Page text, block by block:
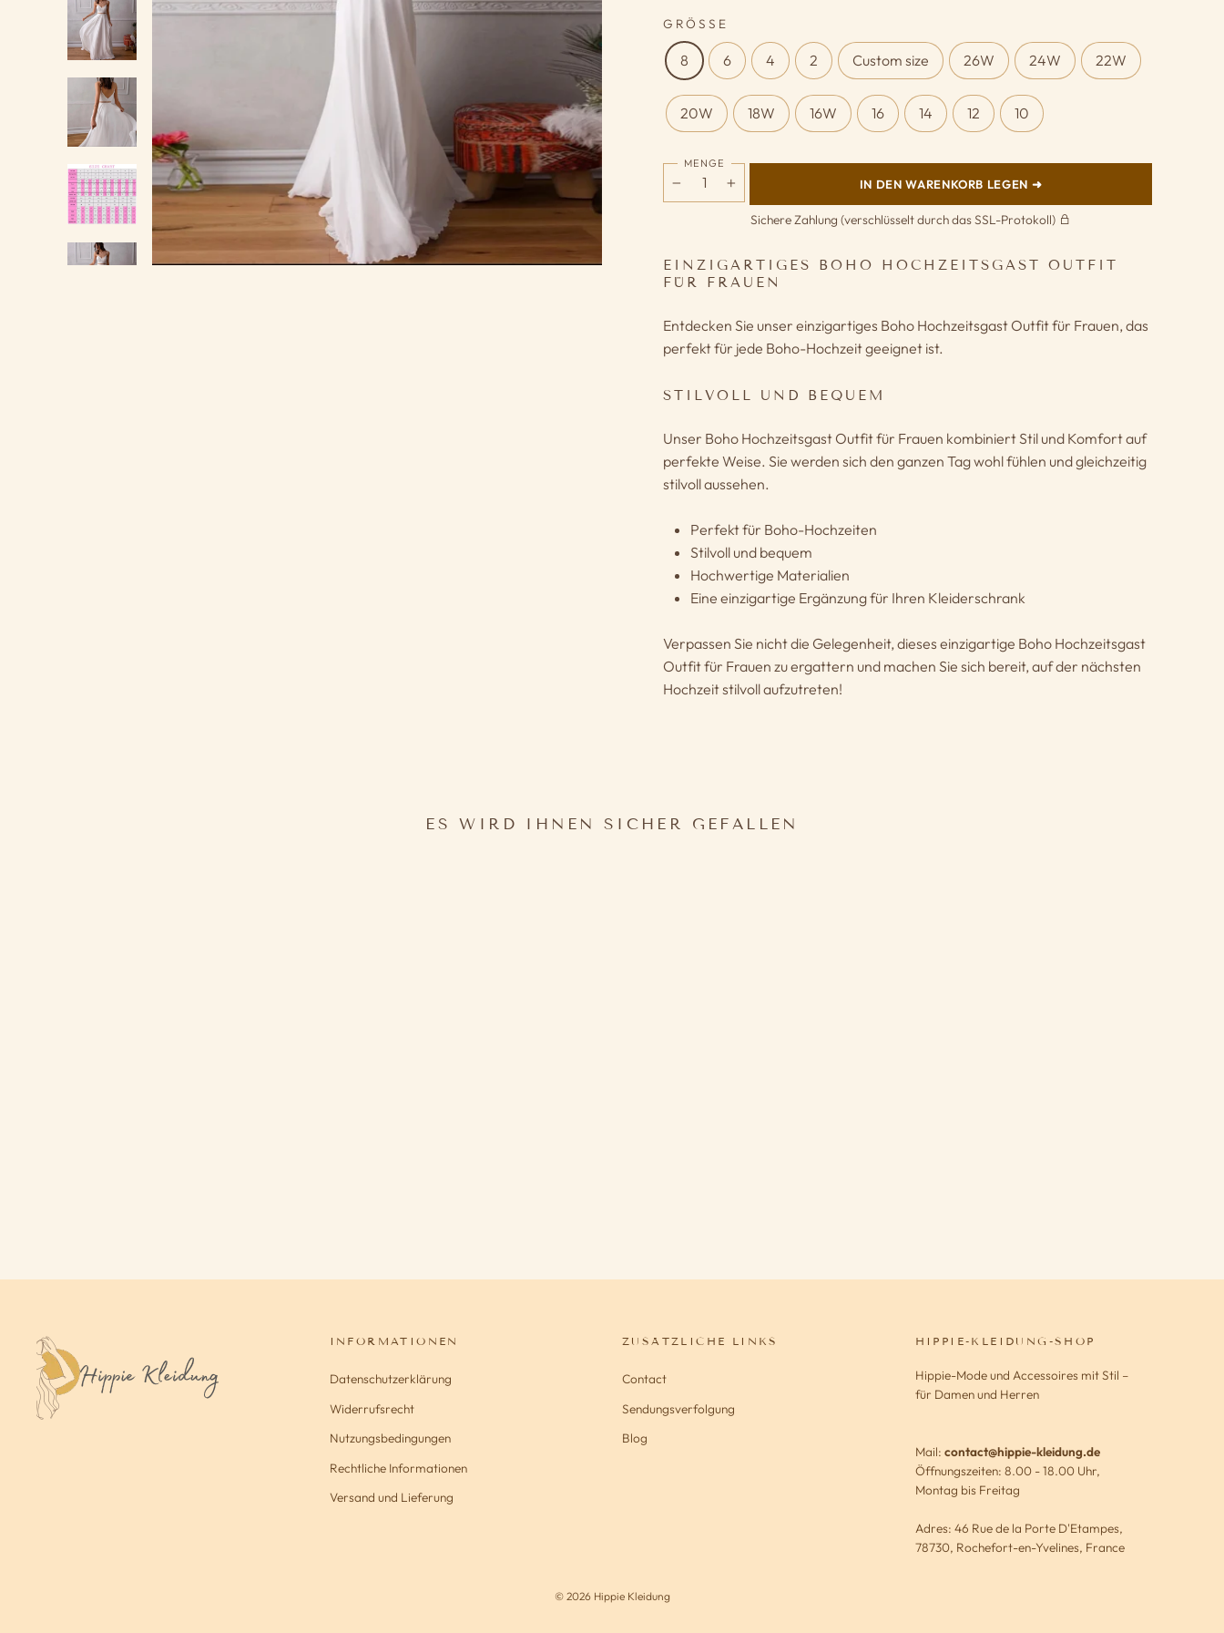
GRÖSSE
8 6 4 2 Custom size 26W 24W 22W
20W 18W 16W 16 14 12 10
MENGE
IN DEN WARENKORB LEGEN ➜
Sichere Zahlung (verschlüsselt durch das SSL-Protokoll)
EINZIGARTIGES BOHO HOCHZEITSGAST OUTFIT
FÜR FRAUEN
Entdecken Sie unser einzigartiges Boho Hochzeitsgast Outfit für Frauen, das
perfekt für jede Boho-Hochzeit geeignet ist.
STILVOLL UND BEQUEM
Unser Boho Hochzeitsgast Outfit für Frauen kombiniert Stil und Komfort auf
perfekte Weise. Sie werden sich den ganzen Tag wohl fühlen und gleichzeitig
stilvoll aussehen.
Perfekt für Boho-Hochzeiten
Stilvoll und bequem
Hochwertige Materialien
Eine einzigartige Ergänzung für Ihren Kleiderschrank
Verpassen Sie nicht die Gelegenheit, dieses einzigartige Boho Hochzeitsgast
Outfit für Frauen zu ergattern und machen Sie sich bereit, auf der nächsten
Hochzeit stilvoll aufzutreten!
ES WIRD IHNEN SICHER GEFALLEN
INFORMATIONEN
Datenschutzerklärung
Widerrufsrecht
Nutzungsbedingungen
Rechtliche Informationen
Versand und Lieferung
ZUSÄTZLICHE LINKS
Contact
Sendungsverfolgung
Blog
HIPPIE-KLEIDUNG-SHOP
Hippie-Mode und Accessoires mit Stil –
für Damen und Herren
Mail: contact@hippie-kleidung.de
Öffnungszeiten: 8.00 - 18.00 Uhr,
Montag bis Freitag
Adres: 46 Rue de la Porte D'Etampes,
78730, Rochefort-en-Yvelines, France
© 2026 Hippie Kleidung